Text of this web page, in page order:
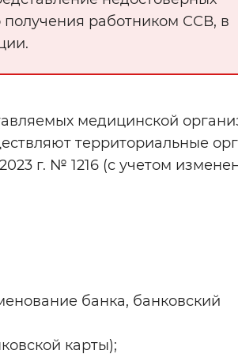
работником ССВ, в
медицинской
территориальные
г. № 1216 (с учетом
банка, банковский
карты);